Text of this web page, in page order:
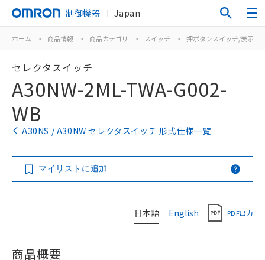
制御機器 Japan
ホーム > 商品情報 > 商品カテゴリ > スイッチ > 押ボタンスイッチ/表示灯
セレクタスイッチ
A30NW-2ML-TWA-G002-
WB
A30NS / A30NW セレクタスイッチ 形式仕様一覧
マイリストに追加
日本語 English PDF出力
商品概要